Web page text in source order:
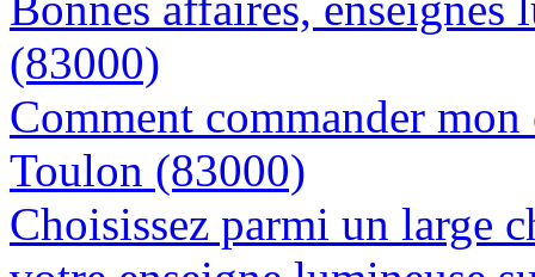
(83000)
Comment commander
Toulon (83000)
Choisissez parmi un large